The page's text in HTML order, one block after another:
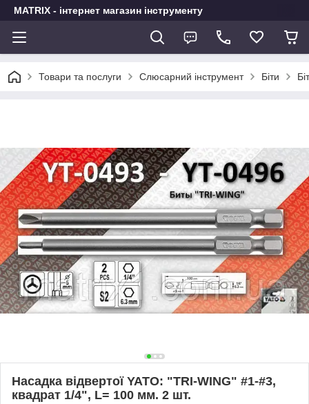
MATRIX - інтернет магазин інструменту
Товари та послуги Слюсарний інструмент Біти
Насадка відвертої YATO: "TRI-WING" #1-#3,
квадрат 1/4", L= 100 мм. 2 шт.